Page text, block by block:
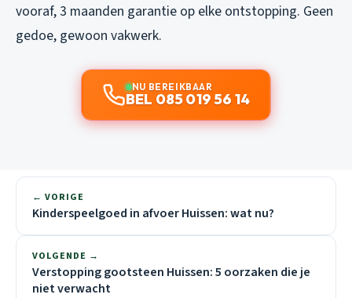
vooraf, 3 maanden garantie op elke ontstopping. Geen
gedoe, gewoon vakwerk.
NU BEREIKBAAR
BEL 085 019 56 14
← VORIGE
Kinderspeelgoed in afvoer Huissen: wat nu?
VOLGENDE →
Verstopping gootsteen Huissen: 5 oorzaken die je
niet verwacht